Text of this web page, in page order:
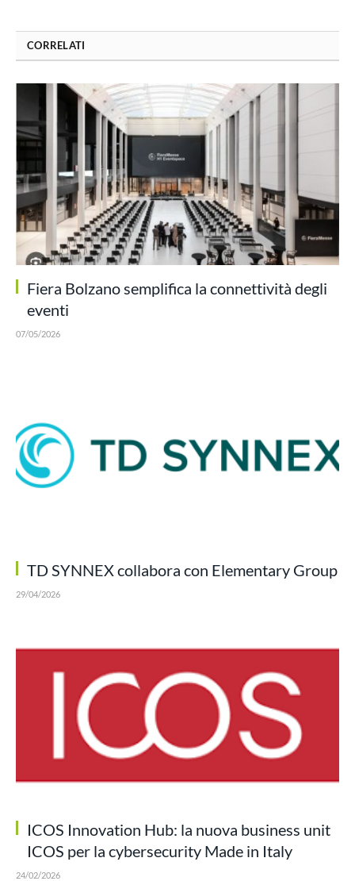
CORRELATI
Fiera Bolzano semplifica la connettività degli
eventi
07/05/2026
TD SYNNEX collabora con Elementary Group
29/04/2026
ICOS Innovation Hub: la nuova business unit
ICOS per la cybersecurity Made in Italy
24/02/2026